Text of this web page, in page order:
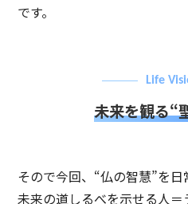
です。
Life
未来を観る“
そので今回、“仏の智慧”を日
未来の道しるべを示せる人